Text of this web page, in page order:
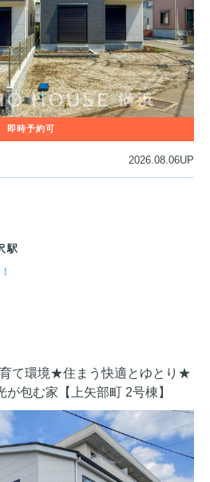
2026.08.06UP
駅
て環境★住まう快適とゆとり★
包む家【上矢部町 2号棟】